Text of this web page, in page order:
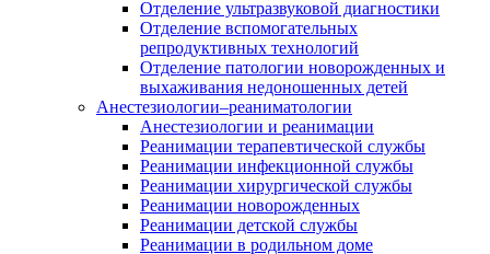
Отделение ультразвуковой диагностики
Отделение вспомогательных
репродуктивных технологий
Отделение патологии новорожденных и
выхаживания недоношенных детей
Анестезиологии–реаниматологии
Анестезиологии и реанимации
Реанимации терапевтической службы
Реанимации инфекционной службы
Реанимации хирургической службы
Реанимации новорожденных
Реанимации детской службы
Реанимации в родильном доме